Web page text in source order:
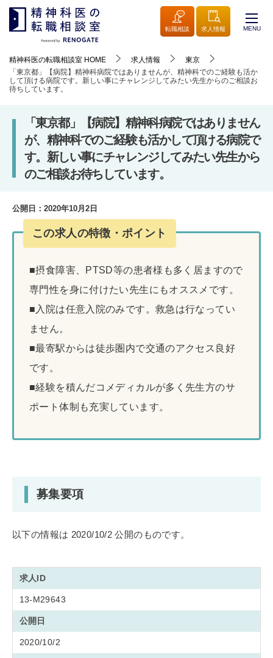
転職相談 求人情報 MENU
精神科医の転職相談室 HOME 求人情報
東京
「東京都」【病院】精神科病院ではありませんが、精神科でのご経験も活か
して頂ける病院です。新しい事にチャレンジしてみたい先生からのご相談お
待ちしています。
「東京都」【病院】精神科病院ではありません
が、精神科でのご経験も活かして頂ける病院で
す。新しい事にチャレンジしてみたい先生から
のご相談お待ちしています。
公開日： 2020年10月2日
この求人の特徴・ポイント
■摂食障害、PTSD等の患者様も多く居ますので
専門性を身に付けたい先生にもオススメです。
■入院は任意入院のみです。救急は行なってい
ません。
■最寄駅からは徒歩圏内で交通のアクセス良好
です。
■経験を積んだコメディカルが多く先生方のサ
ポート体制も充実しています。
募集要項
以下の情報は 2020/10/2 公開のものです。
求人ID
13-M29643
公開日
2020/10/2